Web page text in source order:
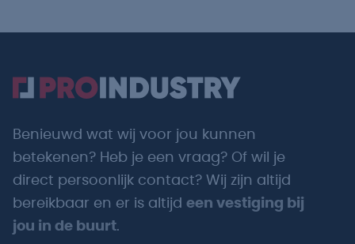
Benieuwd wat wij voor jou kunnen
betekenen? Heb je een vraag? Of wil je
direct persoonlijk contact? Wij zijn altijd
bereikbaar en er is altijd een vestiging bij
jou in de buurt.